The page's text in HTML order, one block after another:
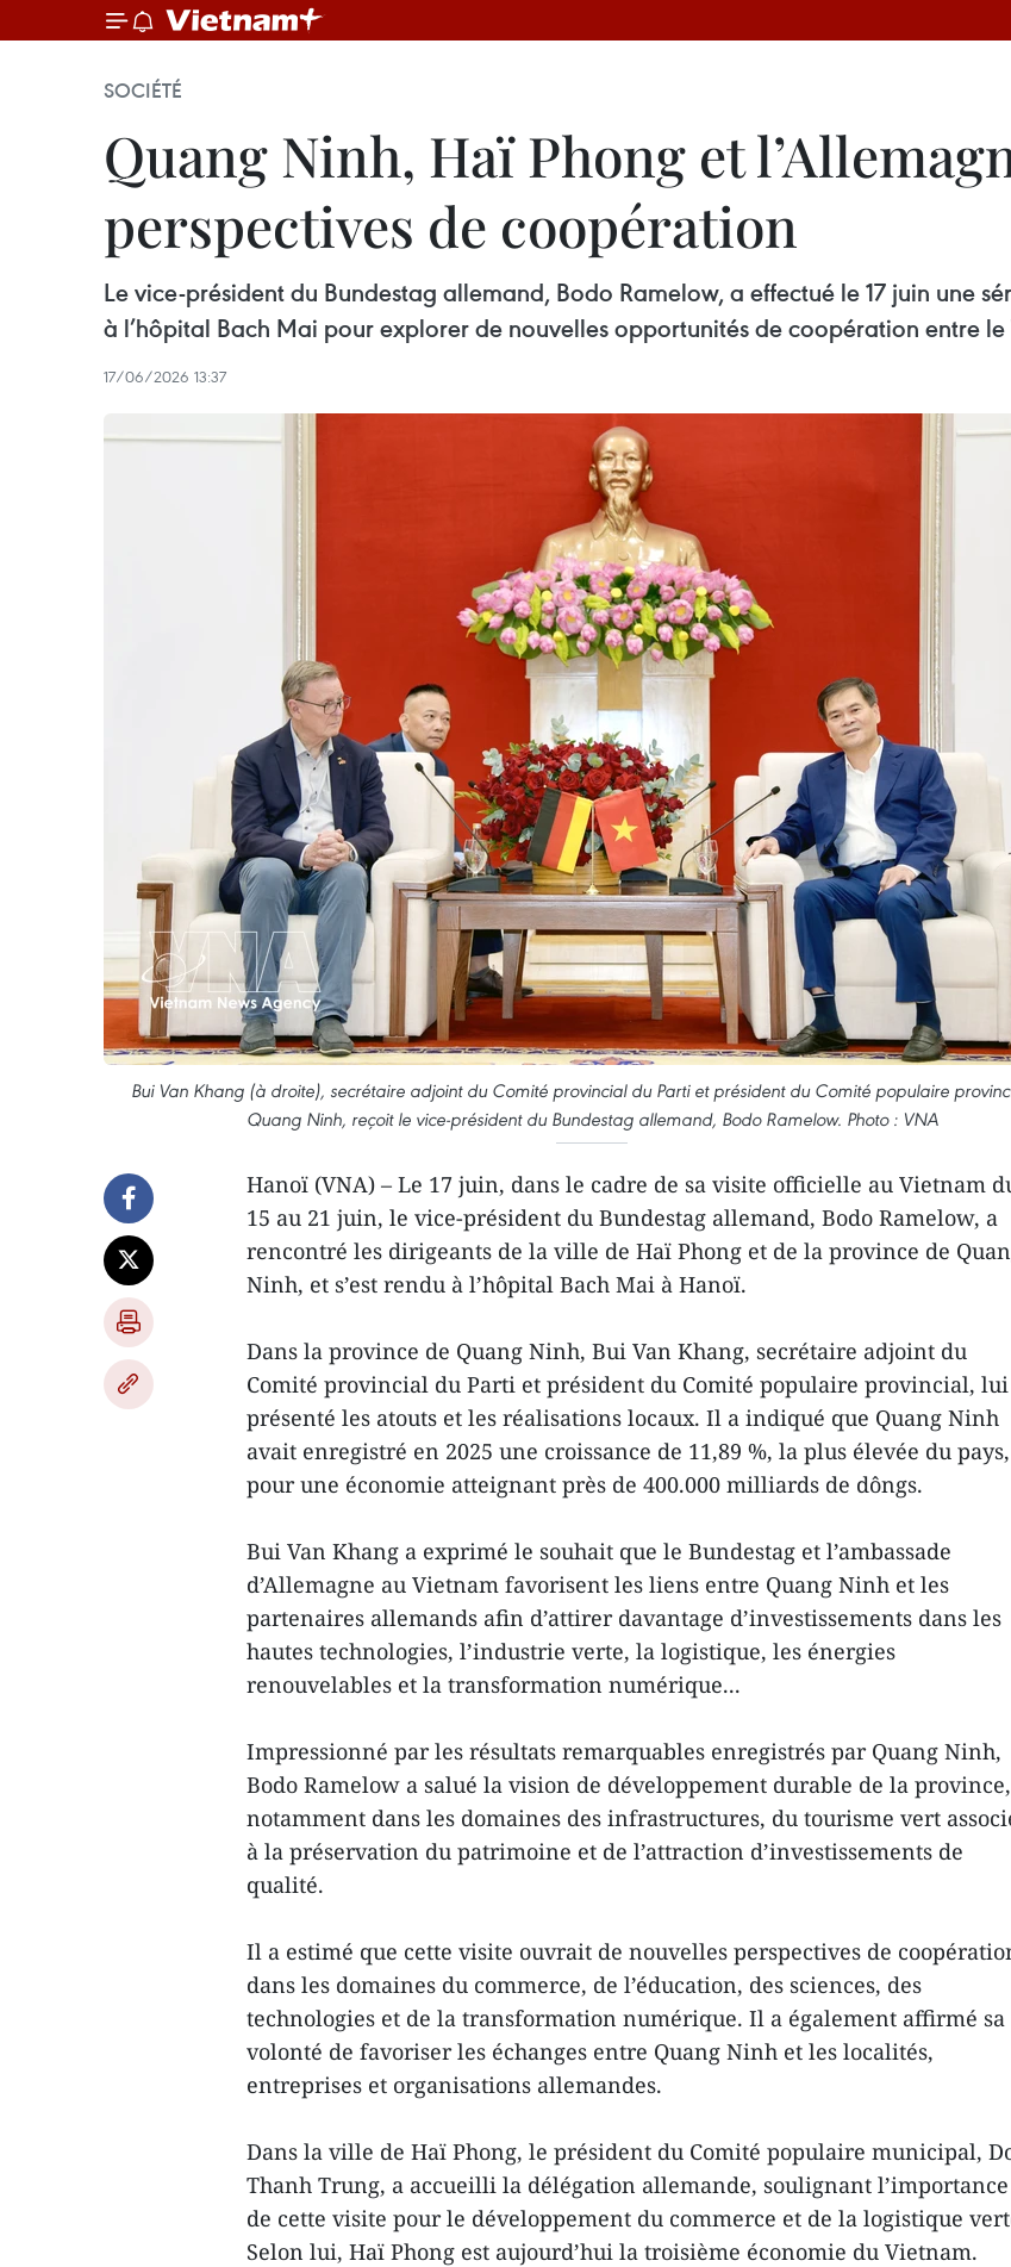
SOCIÉTÉ
Quang Ninh, Haï Phong et
perspectives de coopération
Le vice-président du Bundestag allemand, Bodo Ramelow, a effectué le 17 juin une
à l’hôpital Bach Mai pour explorer de nouvelles opportunités de coopération entre le
17/06/2026 13:37
Bui Van Khang (à droite), secrétaire adjoint du Comité provincial du Parti et président du Comité populaire
Quang Ninh, reçoit le vice-président du Bundestag allemand, Bodo Ramelow. Photo : VNA
Hanoï (VNA) – Le 17 juin, dans le cadre de sa visite officielle au Vietnam
15 au 21 juin, le vice-président du Bundestag allemand, Bodo Ramelow, a
rencontré les dirigeants de la ville de Haï Phong et de la province de
Ninh, et s’est rendu à l’hôpital Bach Mai à Hanoï.
Dans la province de Quang Ninh, Bui Van Khang, secrétaire adjoint du
Comité provincial du Parti et président du Comité populaire provincial,
présenté les atouts et les réalisations locaux. Il a indiqué que Quang Ninh
avait enregistré en 2025 une croissance de 11,89 %, la plus élevée du pays,
pour une économie atteignant près de 400.000 milliards de dôngs.
Bui Van Khang a exprimé le souhait que le Bundestag et l’ambassade
d’Allemagne au Vietnam favorisent les liens entre Quang Ninh et les
partenaires allemands afin d’attirer davantage d’investissements dans les
hautes technologies, l’industrie verte, la logistique, les énergies
renouvelables et la transformation numérique...
Impressionné par les résultats remarquables enregistrés par Quang Ninh,
Bodo Ramelow a salué la vision de développement durable de la province,
notamment dans les domaines des infrastructures, du tourisme vert
à la préservation du patrimoine et de l’attraction d’investissements de
qualité.
Il a estimé que cette visite ouvrait de nouvelles perspectives de
dans les domaines du commerce, de l’éducation, des sciences, des
technologies et de la transformation numérique. Il a également affirmé sa
volonté de favoriser les échanges entre Quang Ninh et les localités,
entreprises et organisations allemandes.
Dans la ville de Haï Phong, le président du Comité populaire municipal,
Thanh Trung, a accueilli la délégation allemande, soulignant l’importance
de cette visite pour le développement du commerce et de la logistique
Selon lui, Haï Phong est aujourd’hui la troisième économie du Vietnam.